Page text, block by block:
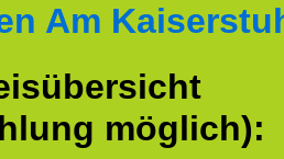
Am
möglich):